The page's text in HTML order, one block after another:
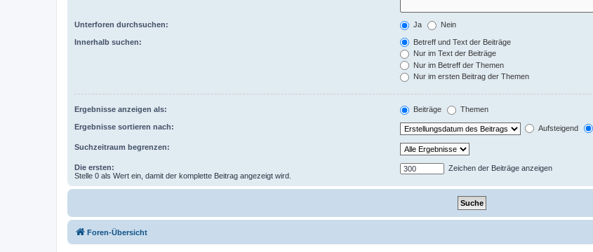
Unterforen durchsuchen: Ja Nein
Innerhalb suchen:
Betreff und Text der Beiträge
Nur im Text der Beiträge
Nur im Betreff der Themen
Nur im ersten Beitrag der Themen
Ergebnisse anzeigen als: Beiträge Themen
Ergebnisse sortieren nach: Aufsteigend
Suchzeitraum begrenzen:
Die ersten:
Stelle 0 als Wert ein, damit der komplette Beitrag angezeigt wird.
Zeichen der Beiträge anzeigen
Foren-Übersicht